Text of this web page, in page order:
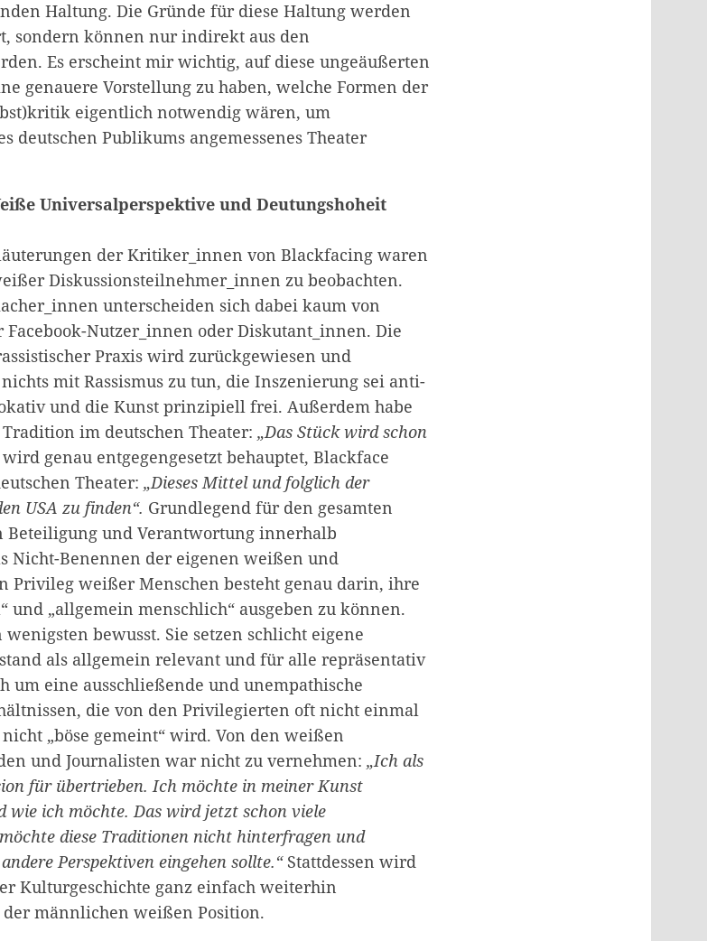
Haltung. Die Gründe für diese Haltung werden
sondern können nur indirekt aus den
Es erscheint mir wichtig, auf diese ungeäußerten
genauere Vorstellung zu haben, welche Formen der
eigentlich notwendig wären, um
deutschen Publikums angemessenes Theater
Universalperspektive und Deutungshoheit
der Kritiker_innen von Blackfacing waren
Diskussionsteilnehmer_innen zu beobachten.
unterscheiden sich dabei kaum von
Nutzer_innen oder Diskutant_innen. Die
Praxis wird zurückgewiesen und
mit Rassismus zu tun, die Inszenierung sei anti-
und die Kunst prinzipiell frei. Außerdem habe
im deutschen Theater: „Das Stück wird schon
genau entgegengesetzt behauptet, Blackface
Theater: „Dieses Mittel und folglich der
USA zu finden“. Grundlegend für den gesamten
Beteiligung und Verantwortung innerhalb
Nicht-Benennen der eigenen weißen und
Privileg weißer Menschen besteht genau darin, ihre
und „allgemein menschlich“ ausgeben zu können.
bewusst. Sie setzen schlicht eigene
als allgemein relevant und für alle repräsentativ
um eine ausschließende und unempathische
die von den Privilegierten oft nicht einmal
„böse gemeint“ wird. Von den weißen
und Journalisten war nicht zu vernehmen: „Ich als
für übertrieben. Ich möchte in meiner Kunst
wie ich möchte. Das wird jetzt schon viele
diese Traditionen nicht hinterfragen und
Perspektiven eingehen sollte.“Stattdessen wird
Kulturgeschichte ganz einfach weiterhin
männlichen weißen Position.